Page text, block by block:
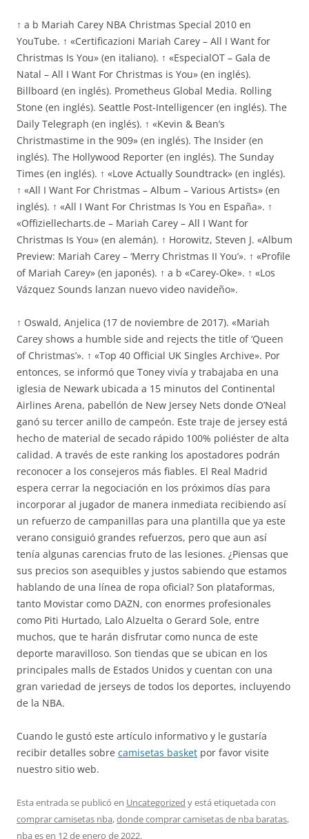
↑ a b Mariah Carey NBA Christmas Special 2010 en
YouTube. ↑ «Certificazioni Mariah Carey – All I Want for
Christmas Is You» (en italiano). ↑ «EspecialOT – Gala de
Natal – All I Want For Christmas is You» (en inglés).
Billboard (en inglés). Prometheus Global Media. Rolling
Stone (en inglés). Seattle Post-Intelligencer (en inglés). The
Daily Telegraph (en inglés). ↑ «Kevin & Bean’s
Christmastime in the 909» (en inglés). The Insider (en
inglés). The Hollywood Reporter (en inglés). The Sunday
Times (en inglés). ↑ «Love Actually Soundtrack» (en inglés).
↑ «All I Want For Christmas – Album – Various Artists» (en
inglés). ↑ «All I Want For Christmas Is You en España». ↑
«Offiziellecharts.de – Mariah Carey – All I Want for
Christmas Is You» (en alemán). ↑ Horowitz, Steven J. «Album
Preview: Mariah Carey – ‘Merry Christmas II You’». ↑ «Profile
of Mariah Carey» (en japonés). ↑ a b «Carey-Oke». ↑ «Los
Vázquez Sounds lanzan nuevo video navideño».
↑ Oswald, Anjelica (17 de noviembre de 2017). «Mariah
Carey shows a humble side and rejects the title of ‘Queen
of Christmas’». ↑ «Top 40 Official UK Singles Archive». Por
entonces, se informó que Toney vivía y trabajaba en una
iglesia de Newark ubicada a 15 minutos del Continental
Airlines Arena, pabellón de New Jersey Nets donde O’Neal
ganó su tercer anillo de campeón. Este traje de jersey está
hecho de material de secado rápido 100% poliéster de alta
calidad. A través de este ranking los apostadores podrán
reconocer a los consejeros más fiables. El Real Madrid
espera cerrar la negociación en los próximos días para
incorporar al jugador de manera inmediata recibiendo así
un refuerzo de campanillas para una plantilla que ya este
verano consiguió grandes refuerzos, pero que aun así
tenía algunas carencias fruto de las lesiones. ¿Piensas que
sus precios son asequibles y justos sabiendo que estamos
hablando de una línea de ropa oficial? Son plataformas,
tanto Movistar como DAZN, con enormes profesionales
como Piti Hurtado, Lalo Alzuelta o Gerard Sole, entre
muchos, que te harán disfrutar como nunca de este
deporte maravilloso. Son tiendas que se ubican en los
principales malls de Estados Unidos y cuentan con una
gran variedad de jerseys de todos los deportes, incluyendo
de la NBA.
Cuando le gustó este artículo informativo y le gustaría
recibir detalles sobre camisetas basket por favor visite
nuestro sitio web.
Esta entrada se publicó en Uncategorized y está etiquetada con
comprar camisetas nba,donde comprar camisetas de nba baratas,
nba esen 12 de enero de 2022.